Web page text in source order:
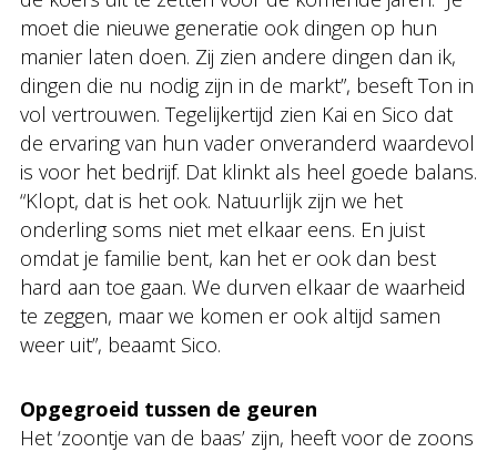
moet die nieuwe generatie ook dingen op hun
manier laten doen. Zij zien andere dingen dan ik,
dingen die nu nodig zijn in de markt”, beseft Ton in
vol vertrouwen. Tegelijkertijd zien Kai en Sico dat
de ervaring van hun vader onveranderd waardevol
is voor het bedrijf. Dat klinkt als heel goede balans.
“Klopt, dat is het ook. Natuurlijk zijn we het
onderling soms niet met elkaar eens. En juist
omdat je familie bent, kan het er ook dan best
hard aan toe gaan. We durven elkaar de waarheid
te zeggen, maar we komen er ook altijd samen
weer uit”, beaamt Sico.
Opgegroeid tussen de geuren
Het ‘zoontje van de baas’ zijn, heeft voor de zoons